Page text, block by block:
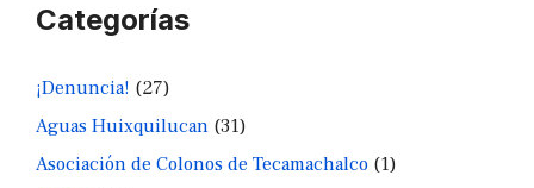
Categorías
¡Denuncia! (27)
Aguas Huixquilucan (31)
Asociación de Colonos de Tecamachalco (1)